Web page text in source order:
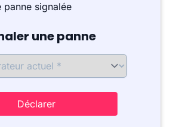
panne signalée
une panne
Déclarer